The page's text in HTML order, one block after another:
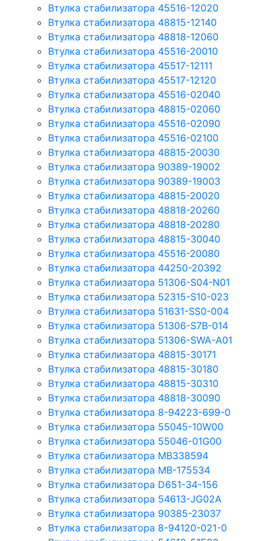
Втулка стабилизатора 45516-12020
Втулка стабилизатора 48815-12140
Втулка стабилизатора 48818-12060
Втулка стабилизатора 45516-20010
Втулка стабилизатора 45517-12111
Втулка стабилизатора 45517-12120
Втулка стабилизатора 45516-02040
Втулка стабилизатора 48815-02060
Втулка стабилизатора 45516-02090
Втулка стабилизатора 45516-02100
Втулка стабилизатора 48815-20030
Втулка стабилизатора 90389-19002
Втулка стабилизатора 90389-19003
Втулка стабилизатора 48815-20020
Втулка стабилизатора 48818-20260
Втулка стабилизатора 48818-20280
Втулка стабилизатора 48815-30040
Втулка стабилизатора 45516-20080
Втулка стабилизатора 44250-20392
Втулка стабилизатора 51306-S04-N01
Втулка стабилизатора 52315-S10-023
Втулка стабилизатора 51631-SS0-004
Втулка стабилизатора 51306-S7B-014
Втулка стабилизатора 51306-SWA-A01
Втулка стабилизатора 48815-30171
Втулка стабилизатора 48815-30180
Втулка стабилизатора 48815-30310
Втулка стабилизатора 48818-30090
Втулка стабилизатора 8-94223-699-0
Втулка стабилизатора 55045-10W00
Втулка стабилизатора 55046-01G00
Втулка стабилизатора MB338594
Втулка стабилизатора MB-175534
Втулка стабилизатора D651-34-156
Втулка стабилизатора 54613-JG02A
Втулка стабилизатора 90385-23037
Втулка стабилизатора 8-94120-021-0